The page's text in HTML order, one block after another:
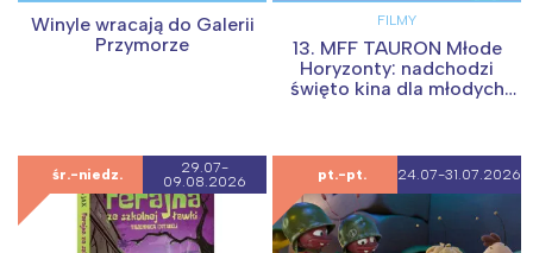
Winyle wracają do Galerii
Przymorze
FILMY
13. MFF TAURON Młode
Horyzonty: nadchodzi
święto kina dla młodych
śr.-niedz.
29.07-
09.08.2026
pt.-pt. 24.07-31.07.2026